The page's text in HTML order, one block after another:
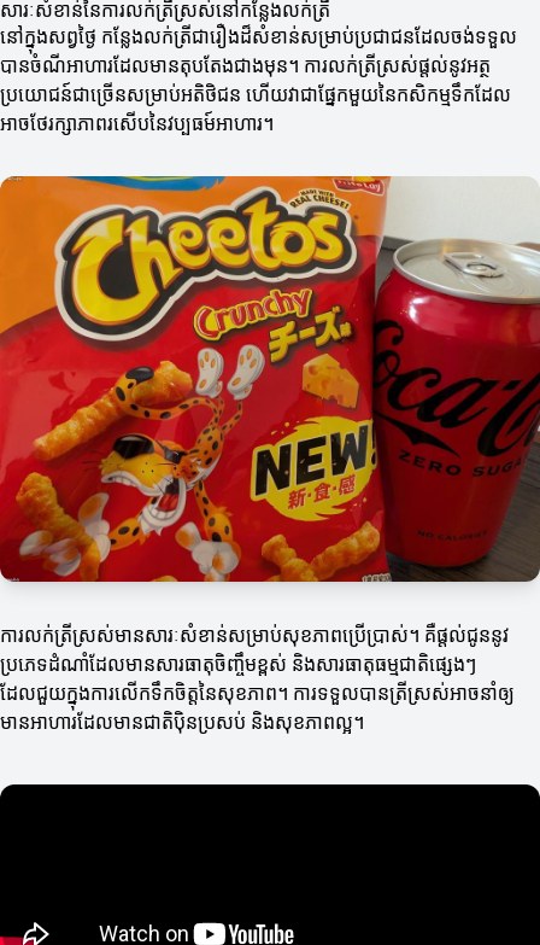
សារៈសំខាន់នៃការលក់ត្រីស្រស់នៅកន្លែងលក់ត្រី
នៅក្នុងសព្វថ្ងៃ កន្លែងលក់ត្រីជារឿងដ៏សំខាន់សម្រាប់ប្រជាជនដែលចង់ទទួល
បានចំណីអាហារដែលមានតុបតែងជាងមុន។ ការលក់ត្រីស្រស់ផ្តល់នូវអត្ថ
ប្រយោជន៍ជាច្រើនសម្រាប់អតិថិជន ហើយវាជាផ្នែកមួយនៃកសិកម្មទឹកដែល
អាចថែរក្សាភាពរសើបនៃវប្បធម៍អាហារ។
ការលក់ត្រីស្រស់មានសារៈសំខាន់សម្រាប់សុខភាពប្រើប្រាស់។ គឺផ្តល់ជូននូវ
ប្រភេទដំណាំដែលមានសារធាតុចិញ្ចឹមខ្ពស់ និងសារធាតុធម្មជាតិផ្សេងៗ
ដែលជួយក្នុងការលើកទឹកចិត្តនៃសុខភាព។ ការទទួលបានត្រីស្រស់អាចនាំឲ្យ
មានអាហារដែលមានជាតិប៉ិនប្រសប់ និងសុខភាពល្អ។